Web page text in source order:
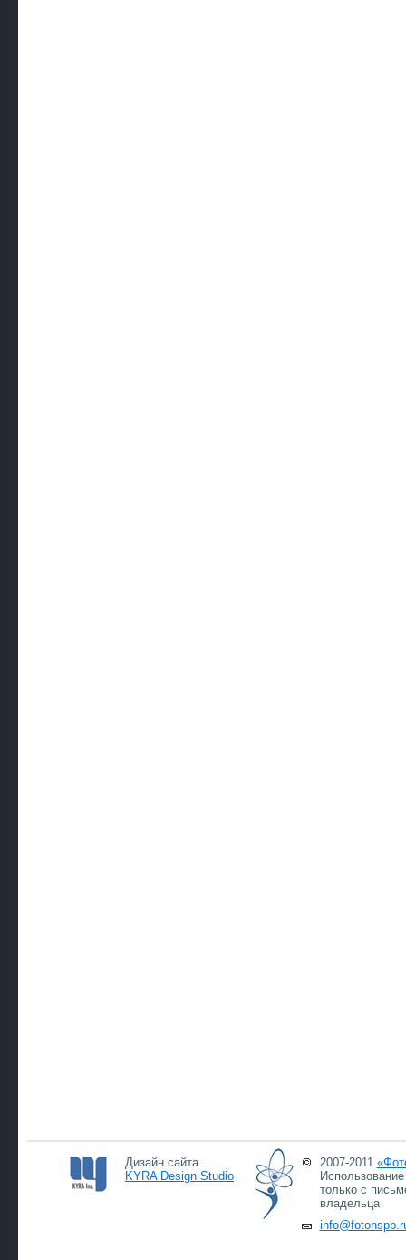
Дизайн сайта
KYRA Design Studio
2007-2011
только с
владельца